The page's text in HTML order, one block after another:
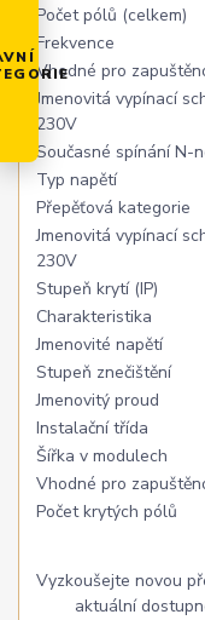
Počet pólů (celkem)
Frekvence
Vhodné pro
Jmenovitá vypínací
230V
Současné spínání N-
Typ napětí
Přepěťová kategorie
Jmenovitá vypínací
230V
Stupeň krytí (IP)
Charakteristika
Jmenovité napětí
Stupeň znečištění
Jmenovitý proud
Instalační třída
Šířka v modulech
Vhodné pro
Počet krytých pólů
Vyzkoušejte novou
aktuální